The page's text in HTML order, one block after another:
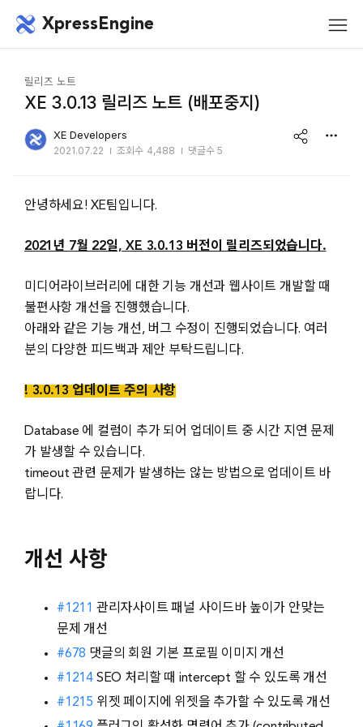
XpressEngine
모바
릴리즈 노트
XE 3.0.13 릴리즈 노트 (배포중지)
XE Developers
2021.07.22 조회수 4,488 댓글수 5
share
안녕하세요! XE팀입니다.
2021년 7월 22일, XE 3.0.13 버전이 릴리즈되었습니다.
미디어라이브러리에 대한 기능 개선과 웹사이트 개발할 때
불편사항 개선을 진행했습니다.
아래와 같은 기능 개선, 버그 수정이 진행되었습니다. 여러
분의 다양한 피드백과 제안 부탁드립니다.
! 3.0.13 업데이트 주의 사항
Database 에 컬럼이 추가 되어 업데이트 중 시간 지연 문제
가 발생할 수 있습니다.
timeout 관련 문제가 발생하는 않는 방법으로 업데이트 바
랍니다.
개선 사항
#1211 관리자사이트 패널 사이드바 높이가 안맞는
문제 개선
#678 댓글의 회원 기본 프로필 이미지 개선
#1214 SEO 처리할 때 intercept 할 수 있도록 개선
#1215 위젯 페이지에 위젯을 추가할 수 있도록 개선